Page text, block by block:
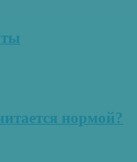
нормой?